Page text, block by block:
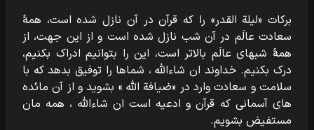
برکات «لیلة القدر» را که قرآن در آن نازل شده است، همۀ
سعادت‌‎ ‎‌عالَم در آن شب نازل شده است و از این جهت، از
همۀ شبهای عالَم بالاتر است، این را‌‎ ‎‌بتوانیم ادراک بکنیم،
درک بکنیم. خداوند ان شاءالله ، شماها را توفیق بدهد که با
سلامت‌‎ ‎‌و سعادت وارد در «ضیافة الله » بشوید و از آن مائده
های آسمانی که قرآن و ادعیه است‌‎ ‎‌ان شاءالله ، همه مان
مستفیض بشویم.